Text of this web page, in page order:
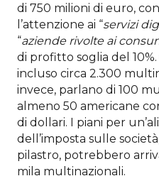
di 750 milioni di euro,
l’attenzione ai “servizi
“aziende rivolte ai
di profitto soglia del
incluso circa 2.300
invece, parlano di 100
almeno 50 americane
di dollari. I piani per
dell’imposta sulle
pilastro, potrebbero
mila multinazionali.